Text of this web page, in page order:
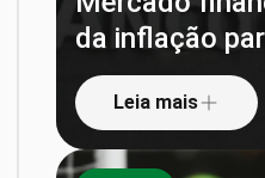
da inflação
Leia mais